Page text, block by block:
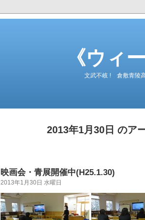
《ウィ
文武不岐 ! 倉敷青陵
2013年1月30日 のア
映画会・青展開催中(H25.1.30)
2013年1月30日 水曜日